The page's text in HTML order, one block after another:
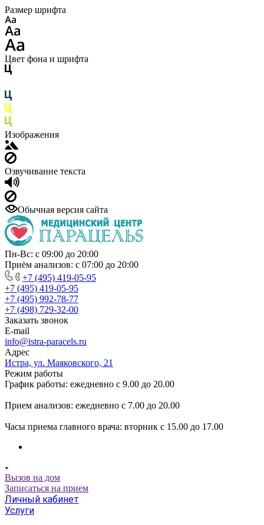
Размер шрифта
Цвет фона и шрифта
Изображения
Озвучивание текста
Обычная версия сайта
Пн-Вс: с 09:00 до 20:00
Приём анализов: с 07:00 до 20:00
+7 (495) 419-05-95
+7 (495) 419-05-95
+7 (495) 992-78-77
+7 (498) 729-32-00
Заказать звонок
E-mail
info@istra-paracels.ru
Адрес
Истра, ул. Маяковского, 21
Режим работы
График работы: ежедневно с 9.00 до 20.00
Прием анализов: ежедневно с 7.00 до 20.00
Часы приема главного врача: вторник с 15.00 до 17.00
Вызов на дом
Записаться на прием
Личный кабинет
Услуги